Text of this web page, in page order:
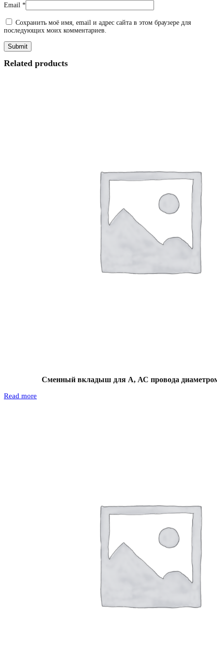
Email *
Сохранить моё имя, email и адрес сайта в этом браузере для
последующих моих комментариев.
Related products
Сменный вкладыш для А, АС провода
Read more